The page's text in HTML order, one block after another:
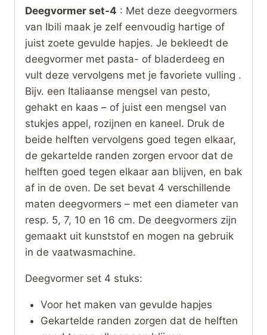
Deegvormer set-4 : Met deze deegvormers
van Ibili maak je zelf eenvoudig hartige of
juist zoete gevulde hapjes. Je bekleedt de
deegvormer met pasta- of bladerdeeg en
vult deze vervolgens met je favoriete vulling .
Bijv. een Italiaanse mengsel van pesto,
gehakt en kaas – of juist een mengsel van
stukjes appel, rozijnen en kaneel. Druk de
beide helften vervolgens goed tegen elkaar,
de gekartelde randen zorgen ervoor dat de
helften goed tegen elkaar aan blijven, en bak
af in de oven. De set bevat 4 verschillende
maten deegvormers – met een diameter van
resp. 5, 7, 10 en 16 cm. De deegvormers zijn
gemaakt uit kunststof en mogen na gebruik
in de vaatwasmachine.
Deegvormer set 4 stuks:
Voor het maken van gevulde hapjes
Gekartelde randen zorgen dat de helften